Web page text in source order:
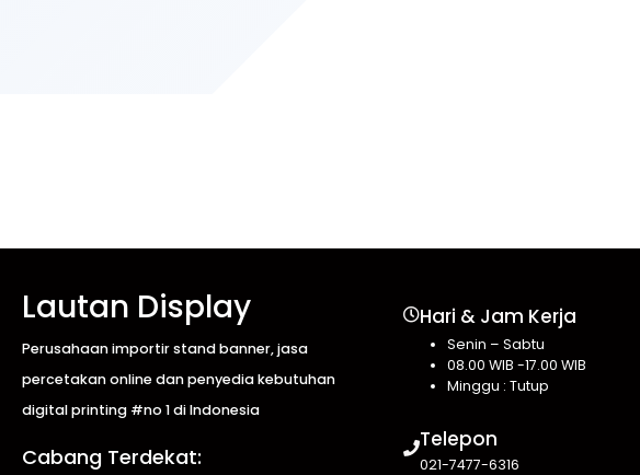
Lautan Display
Perusahaan importir stand banner, jasa
percetakan online dan penyedia kebutuhan
digital printing #no 1 di Indonesia
Cabang Terdekat:
Hari & Jam Kerja
Senin – Sabtu
08.00 WIB -17.00 WIB
Minggu : Tutup
Telepon
021-7477-6316